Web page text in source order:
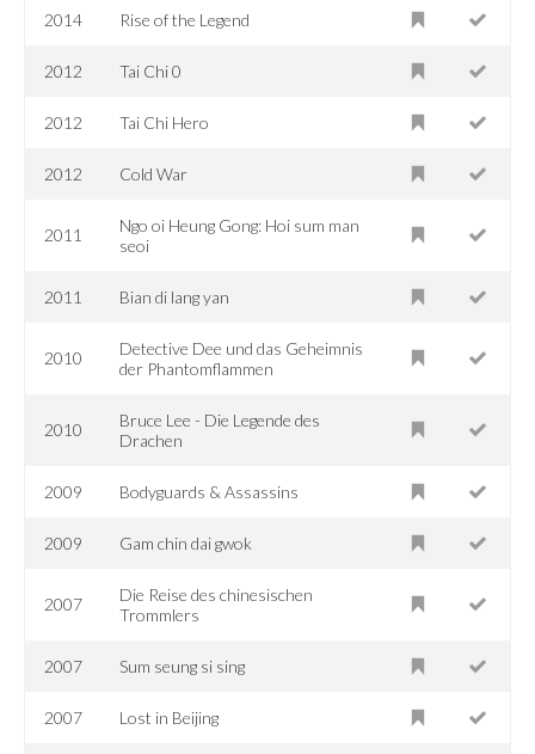
2014 Rise of the Legend
2012 Tai Chi 0
2012 Tai Chi Hero
2012 Cold War
2011
Ngo oi Heung Gong: Hoi sum man
seoi
2011 Bian di lang yan
2010
Detective Dee und das Geheimnis
der Phantomflammen
2010
Bruce Lee - Die Legende des
Drachen
2009 Bodyguards & Assassins
2009 Gam chin dai gwok
2007
Die Reise des chinesischen
Trommlers
2007 Sum seung si sing
2007 Lost in Beijing